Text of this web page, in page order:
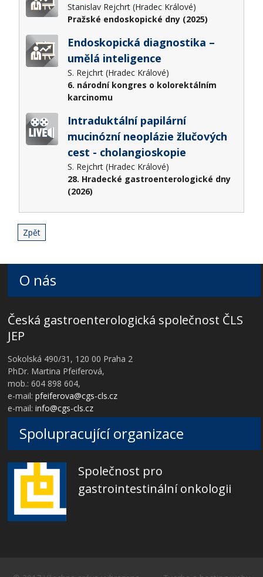
Stanislav Rejchrt (Hradec Králové)
Pražské endoskopické dny (2025)
Endoskopická diagnostika –
umělá inteligence
S. Rejchrt (Hradec Králové)
6. národní kongres o kolorektálním
karcinomu
Intraduktální papilární
mucinózní neoplázie žlučových
cest - cholangioskopie
S. Rejchrt (Hradec Králové)
28. Hradecké gastroenterologické dny
(2026)
Zpět
O nás
Česká gastroenterologická společnost ČLS
JEP
Sokolská 490/31, 120 00 Praha 2
PhDr. Martina Pfeiferová,
mob.: 604 898 604,
e-mail:pfeiferova@cgs-cls.cz
e-mail:info@cgs-cls.cz
Spolupracující organizace
Společnost pro
gastrointestinální onkologii